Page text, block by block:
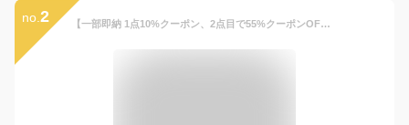
no. 2 【一部即納 1点10%クーポン、2点目で55%クーポンOF、シール帳2枚+リフィル40枚+立体シート】透明シール帳 キラキラ輝く 透明シール帳 シールバインダーバインダー M5 A7シール収納 クリアバインダー ミニサイズ 手帳 防水 DIYデコ リフィルセット ミニ手帳 PVCカバー